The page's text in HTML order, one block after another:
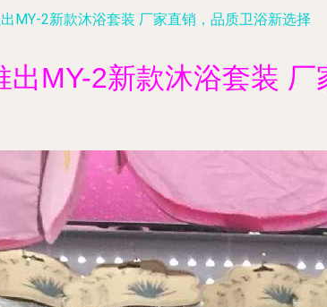
MY-2新款沐浴套装 厂家直销，品质卫浴新选择
出MY-2新款沐浴套装